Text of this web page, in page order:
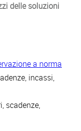
delle soluzioni
a norma
incassi,
scadenze,